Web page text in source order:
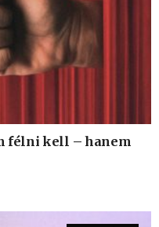
félni kell – hanem